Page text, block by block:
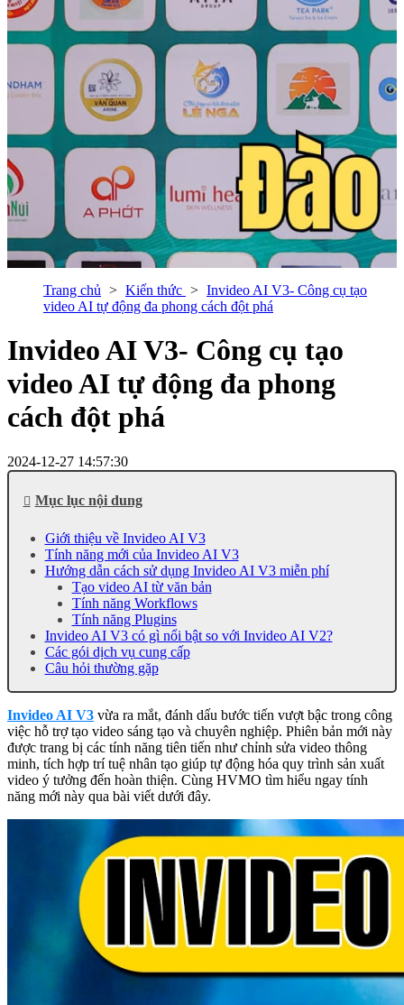
Trang chủ Kiến thức
Invideo AI V3- Công cụ tạo
video AI tự động đa phong cách đột phá
Invideo AI V3- Công cụ tạo
video AI tự động đa phong
cách đột phá
2024-12-27 14:57:30
Mục lục nội dung
Giới thiệu về Invideo AI V3
Tính năng mới của Invideo AI V3
Hướng dẫn cách sử dụng Invideo AI V3 miễn phí
Tạo video AI từ văn bản
Tính năng Workflows
Tính năng Plugins
Invideo AI V3 có gì nổi bật so với Invideo AI V2?
Các gói dịch vụ cung cấp
Câu hỏi thường gặp
Invideo AI V3 vừa ra mắt, đánh dấu bước tiến vượt bậc trong công
việc hỗ trợ tạo video sáng tạo và chuyên nghiệp. Phiên bản mới này
được trang bị các tính năng tiên tiến như chỉnh sửa video thông
minh, tích hợp trí tuệ nhân tạo giúp tự động hóa quy trình sản xuất
video ý tưởng đến hoàn thiện. Cùng HVMO tìm hiểu ngay tính
năng mới này qua bài viết dưới đây.